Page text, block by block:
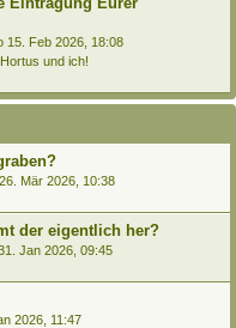
15. Feb 2026, 18:08
und ich!
Mär 2026, 10:38
der eigentlich her?
Jan 2026, 09:45
2026, 11:47